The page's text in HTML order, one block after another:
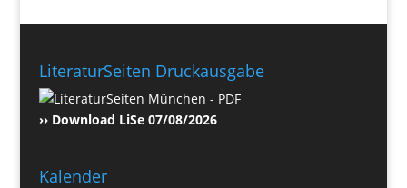
LiteraturSeiten Druckausgabe
›› Download LiSe 07/08/2026
Kalender